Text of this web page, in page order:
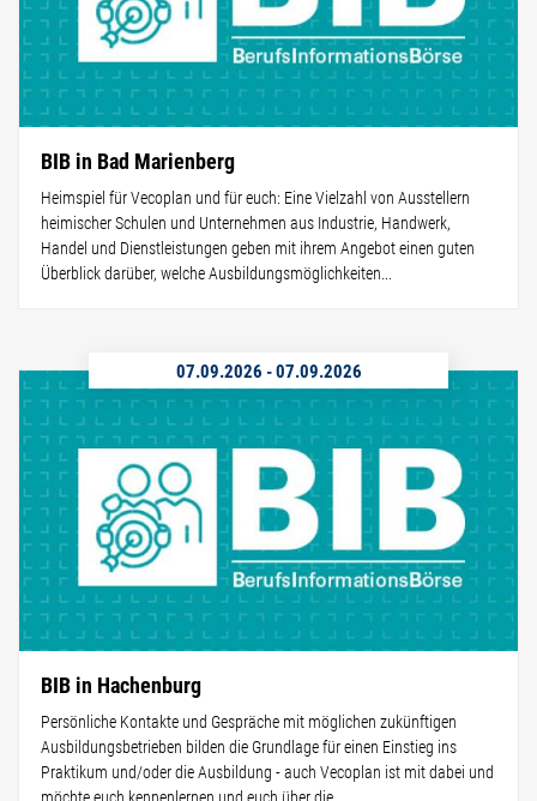
BIB in Bad Marienberg
Heimspiel für Vecoplan und für euch: Eine Vielzahl von Ausstellern
heimischer Schulen und Unternehmen aus Industrie, Handwerk,
Handel und Dienstleistungen geben mit ihrem Angebot einen guten
Überblick darüber, welche Ausbildungsmöglichkeiten...
07.09.2026 -07.09.2026
BIB in Hachenburg
Persönliche Kontakte und Gespräche mit möglichen zukünftigen
Ausbildungsbetrieben bilden die Grundlage für einen Einstieg ins
Praktikum und/oder die Ausbildung - auch Vecoplan ist mit dabei und
möchte euch kennenlernen und euch über die...